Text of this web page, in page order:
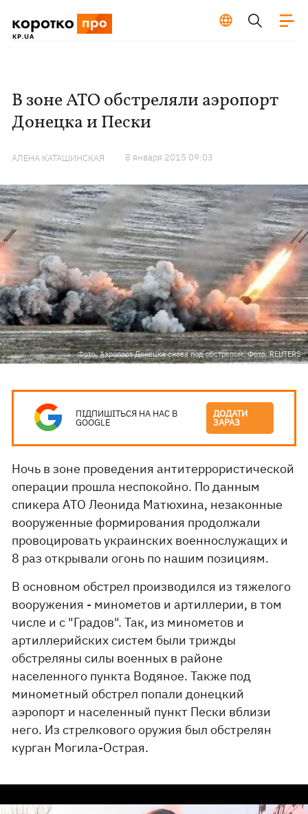
В зоне АТО обстреляли аэропорт
Донецка и Пески
АЛЕНА КАТАШИНСКАЯ 8 января 2015 09:03
Фото: Аэропорт Донецка снова под обстрелом. Фото: REUTERS
ПІДПИШІТЬСЯ НА НАС В
GOOGLE
ДОДАТИ
ЗАРАЗ
Ночь в зоне проведения антитеррористической
операции прошла неспокойно. По данным
спикера АТО Леонида Матюхина, незаконные
вооруженные формирования продолжали
провоцировать украинских военнослужащих и
8 раз открывали огонь по нашим позициям.
В основном обстрел производился из тяжелого
вооружения - минометов и артиллерии, в том
числе и с "Градов". Так, из минометов и
артиллерийских систем были трижды
обстреляны силы военных в районе
населенного пункта Водяное. Также под
минометный обстрел попали донецкий
аэропорт и населенный пункт Пески вблизи
него. Из стрелкового оружия был обстрелян
курган Могила-Острая.